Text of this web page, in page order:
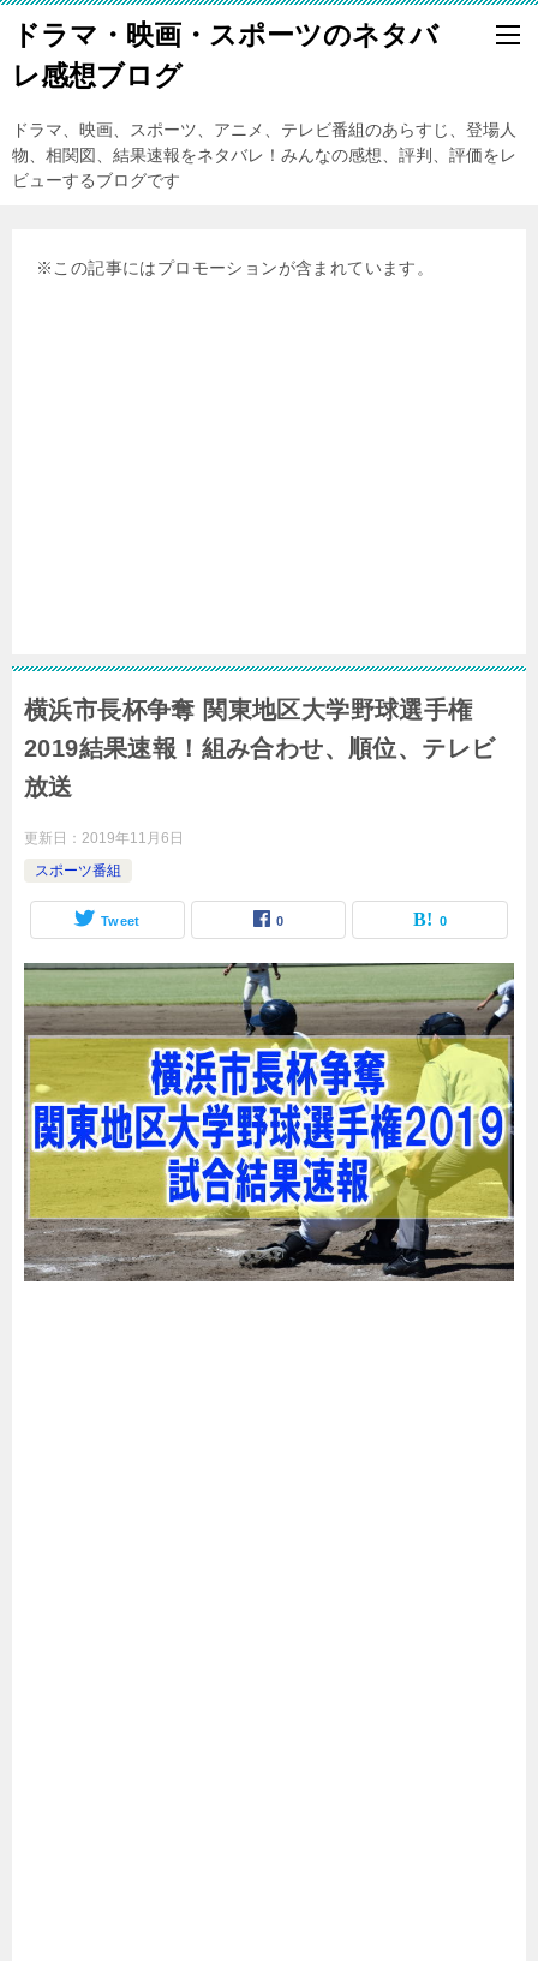
ドラマ・映画・スポーツのネタバ
レ感想ブログ
ドラマ、映画、スポーツ、アニメ、テレビ番組のあらすじ、登場人
物、相関図、結果速報をネタバレ！みんなの感想、評判、評価をレ
ビューするブログです
※この記事にはプロモーションが含まれています。
横浜市長杯争奪 関東地区大学野球選手権
2019結果速報！組み合わせ、順位、テレビ
放送
更新日： 2019年11月6日
スポーツ番組
Tweet 0 0